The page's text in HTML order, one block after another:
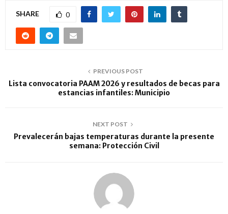
SHARE 0
PREVIOUS POST
Lista convocatoria PAAM 2026 y resultados de becas para
estancias infantiles: Municipio
NEXT POST
Prevalecerán bajas temperaturas durante la presente
semana: Protección Civil